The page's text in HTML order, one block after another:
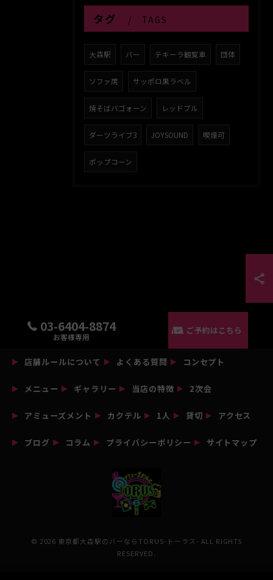
タグ TAGS
大森駅 バー テキーラ観覧車 団体
ソファ席 サッポロ黒ラベル
焼そばバゴォーン レッドブル
ダーツライブ3 JOYSOUND 喫煙可
ポップコーン
03-6404-8874
お客様専用
ご予約はこちら
店舗ルールについて よくある質問 コンセプト
メニュー ギャラリー 当店の特徴 2次会
アミューズメント カクテル 1人 貸切 アクセス
ブログ コラム プライバシーポリシー サイトマップ
© 2026 東京都大森駅のバーならTORUS-トーラス- ALL RIGHTS
RESERVED.